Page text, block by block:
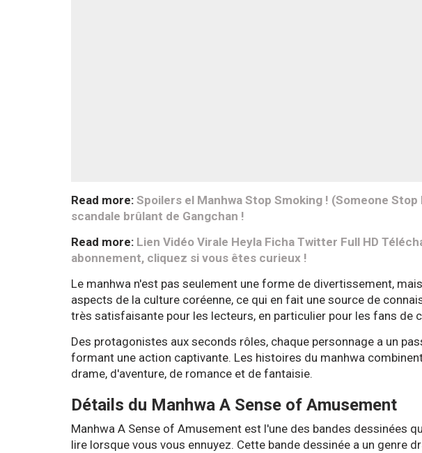
Read more: Spoilers el Manhwa Stop Smoking ! (Someone Stop
scandale brûlant de Gangchan !
Read more: Lien Vidéo Virale Heyla Ficha Twitter Full HD
abonnement, cliquez si vous êtes curieux !
Le manhwa n'est pas seulement une forme de divertissement,
aspects de la culture coréenne, ce qui en fait une source de
très satisfaisante pour les lecteurs, en particulier pour les fans de
Des protagonistes aux seconds rôles, chaque personnage a un
formant une action captivante. Les histoires du manhwa
drame, d'aventure, de romance et de fantaisie.
Détails du Manhwa A Sense of Amusement
Manhwa A Sense of Amusement est l'une des bandes dessinées
lire lorsque vous vous ennuyez. Cette bande dessinée a un genre